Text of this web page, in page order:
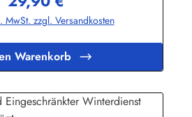
Problem bei den Bild-Dateien.
sind diese Linien natürlich nicht
GmbH & Co. KGNeuer Weg 12 –
klar.de
MwSt. zzgl. Versandkosten
Warenkorb